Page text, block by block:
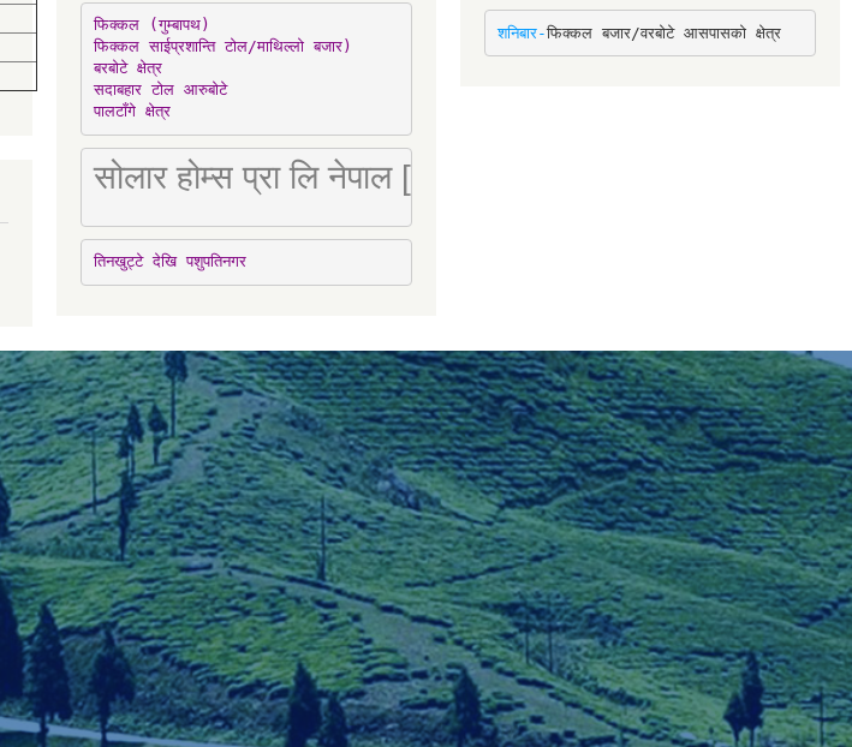
फिक्कल (गुम्बापथ)
फिक्कल साईप्रशान्ति टोल/माथिल्लो बजार)
बरबोटे क्षेत्र
सदाबहार टोल आरुबोटे
पालटाँगे क्षेत्र
सोलार होम्स प्रा लि नेपाल [Mobile : 9851066274]
तिनखुट्टे देखि पशुपतिनगर
शनिबार-फिक्कल बजार/वरबोटे आसपासको क्षेत्र